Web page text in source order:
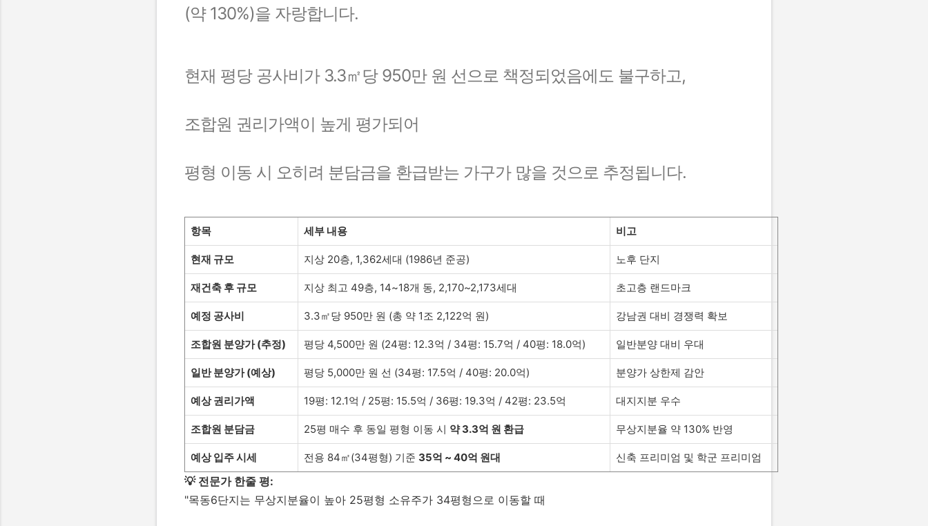
(약 130%)을 자랑합니다.
현재 평당 공사비가 3.3㎡당 950만 원 선으로 책정되었음에도 불구하고,
조합원 권리가액이 높게 평가되어
평형 이동 시 오히려 분담금을 환급받는 가구가 많을 것으로 추정됩니다.
항목 세부 내용 비고
현재 규모 지상 20층, 1,362세대 (1986년 준공) 노후 단지
재건축 후 규모 지상 최고 49층, 14~18개 동, 2,170~2,173세대 초고층 랜드마크
예정 공사비 3.3㎡당 950만 원 (총 약 1조 2,122억 원) 강남권 대비 경쟁력 확보
조합원 분양가 (추정) 평당 4,500만 원 (24평: 12.3억 / 34평: 15.7억 / 40평: 18.0억) 일반분양 대비 우대
일반 분양가 (예상) 평당 5,000만 원 선 (34평: 17.5억 / 40평: 20.0억) 분양가 상한제 감안
예상 권리가액 19평: 12.1억 / 25평: 15.5억 / 36평: 19.3억 / 42평: 23.5억 대지지분 우수
조합원 분담금 25평 매수 후 동일 평형 이동 시 약 3.3억 원 환급 무상지분율 약 130% 반영
예상 입주 시세 전용 84㎡(34평형) 기준 35억 ~ 40억 원대 신축 프리미엄 및 학군 프리미엄
💡 전문가 한줄 평:
"목동6단지는 무상지분율이 높아 25평형 소유주가 34평형으로 이동할 때